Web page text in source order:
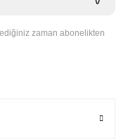
zaman abonelikten